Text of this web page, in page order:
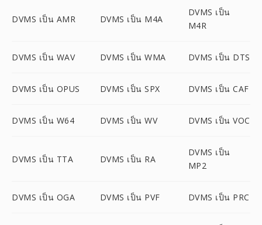
DVMS เป็น AMR DVMS เป็น M4A
DVMS เป็น
M4R
DVMS เป็น WAV DVMS เป็น WMA DVMS เป็น DTS
DVMS เป็น OPUS DVMS เป็น SPX DVMS เป็น CAF
DVMS เป็น W64 DVMS เป็น WV DVMS เป็น VOC
DVMS เป็น TTA DVMS เป็น RA
DVMS เป็น
MP2
DVMS เป็น OGA DVMS เป็น PVF DVMS เป็น PRC